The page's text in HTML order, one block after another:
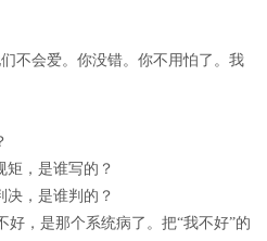
不会爱。你没错。你不用怕了。我
矩，是谁写的？
决，是谁判的？
，是那个系统病了。把“我不好”的